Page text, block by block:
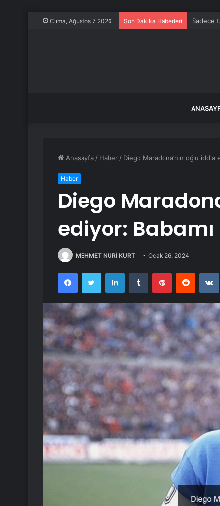
Cuma, Ağustos 7 2026 Son Dakika Haberleri Sadece
Anasayfa / Haber / Diego Maradona’nın oğlu iddia
Haber
Diego
ediyor:
MEHMET NURİ KURT Ocak 26, 2024
FacebookTwitter LinkedInTumblr PinterestReddit